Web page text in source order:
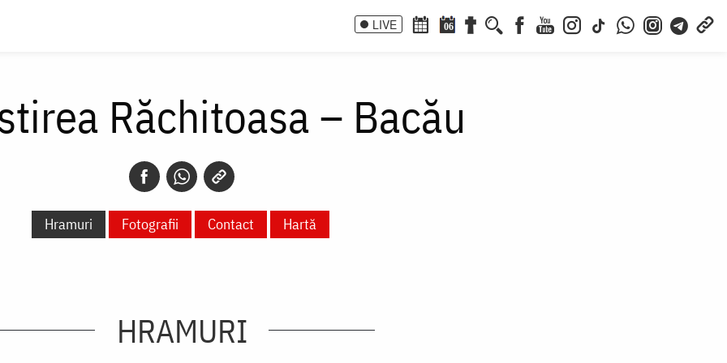
LIVE 06
Răchitoasa – Bacău
Hramuri Fotografii Contact Hartă
HRAMURI